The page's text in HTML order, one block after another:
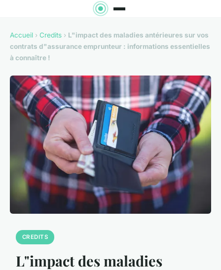
Accueil › Credits › L"impact des maladies antérieures sur vos
contrats d"assurance emprunteur : informations essentielles
à connaître !
CREDITS
L"impact des maladies